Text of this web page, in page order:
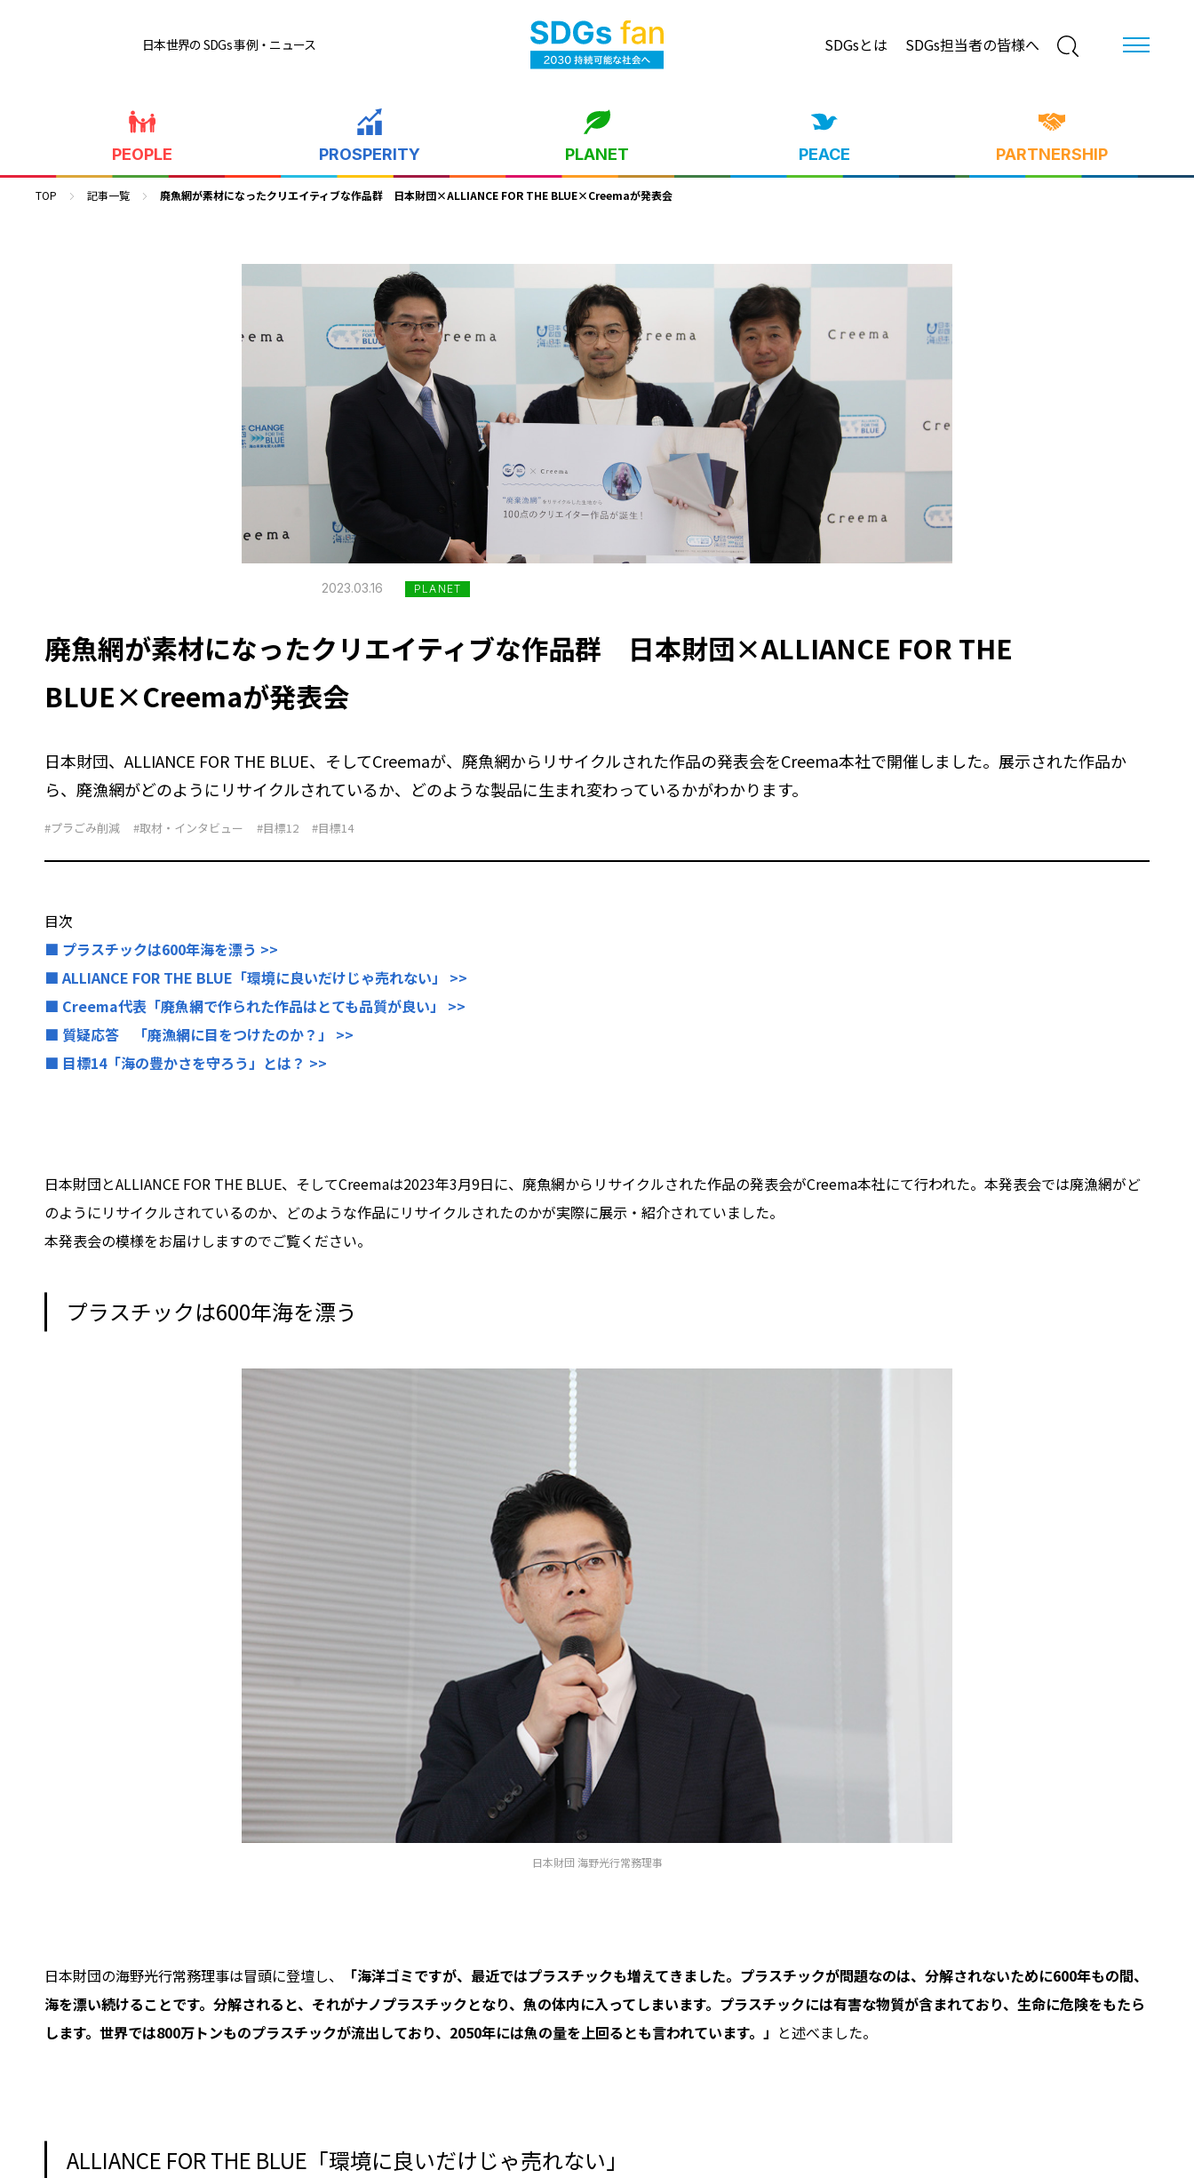
日本世界の SDGs 事例・ニュース SDGsとは SDGs担当者の皆様へ
PEOPLE PROSPERITY PLANET PEACE PARTNERSHIP
TOP 記事一覧 廃魚網が素材になったクリエイティブな作品群 日本財団×ALLIANCE FOR THE BLUE×Creemaが発表会
2023.03.16 PLANET
廃魚網が素材になったクリエイティブな作品群 日本財団×ALLIANCE FOR THE
BLUE×Creemaが発表会
日本財団、ALLIANCE FOR THE BLUE、そしてCreemaが、廃魚網からリサイクルされた作品の発表会をCreema本社で開催しました。展示された作品か
ら、廃漁網がどのようにリサイクルされているか、どのような製品に生まれ変わっているかがわかります。
#プラごみ削減 #取材・インタビュー #目標12 #目標14
目次
■ プラスチックは600年海を漂う >>
■ ALLIANCE FOR THE BLUE「環境に良いだけじゃ売れない」 >>
■ Creema代表「廃魚網で作られた作品はとても品質が良い」 >>
■ 質疑応答 「廃漁網に目をつけたのか？」 >>
■ 目標14「海の豊かさを守ろう」とは？ >>
日本財団とALLIANCE FOR THE BLUE、そしてCreemaは2023年3月9日に、廃魚網からリサイクルされた作品の発表会がCreema本社にて行われた。本発表会では廃漁網がど
のようにリサイクルされているのか、どのような作品にリサイクルされたのかが実際に展示・紹介されていました。
本発表会の模様をお届けしますのでご覧ください。
プラスチックは600年海を漂う
日本財団 海野光行常務理事
日本財団の海野光行常務理事は冒頭に登壇し、
「海洋ゴミですが、最近ではプラスチックも増えてきました。プラスチックが問題なのは、分解されないために600年もの間、
海を漂い続けることです。分解されると、それがナノプラスチックとなり、魚の体内に入ってしまいます。プラスチックには有害な物質が含まれており、生命に危険をもたら
します。世界では800万トンものプラスチックが流出しており、2050年には魚の量を上回るとも言われています。」 と述べました。
ALLIANCE FOR THE BLUE「環境に良いだけじゃ売れない」